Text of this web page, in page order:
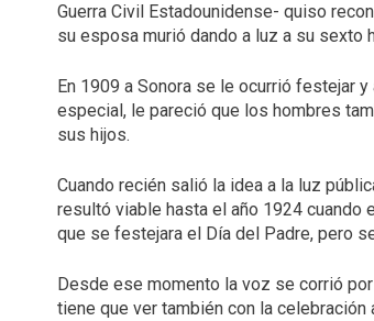
Guerra Civil Estadounidense- quiso
su esposa murió dando a luz a su sexto
En 1909 a Sonora se le ocurrió festejar
especial, le pareció que los hombres
sus hijos.
Cuando recién salió la idea a la luz
resultó viable hasta el año 1924 cuando
que se festejara el Día del Padre, pero
Desde ese momento la voz se corrió
tiene que ver también con la